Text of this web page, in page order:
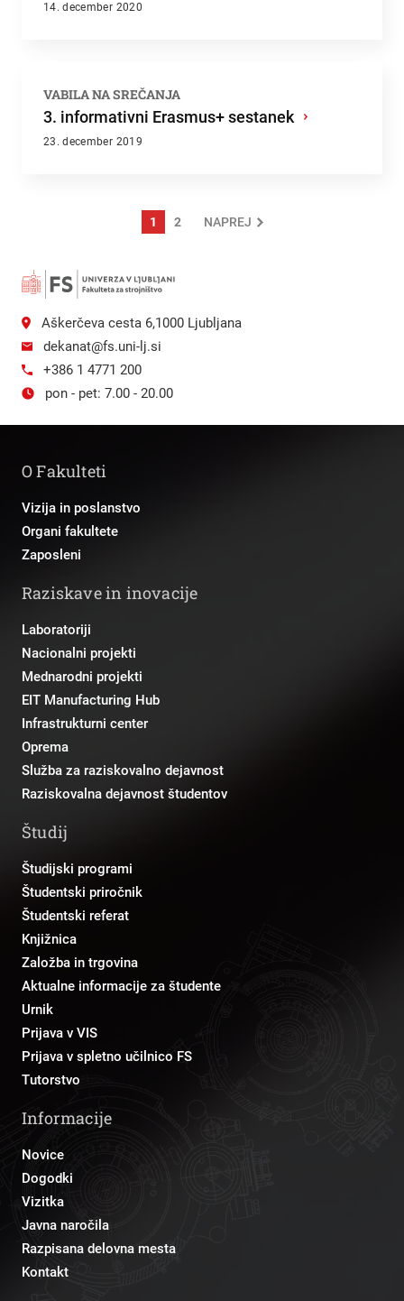
14. december 2020
VABILA NA SREČANJA
3. informativni Erasmus+ sestanek ›
23. december 2019
1 2 NAPREJ
Aškerčeva cesta 6,1000 Ljubljana
dekanat@fs.uni-lj.si
+386 1 4771 200
pon - pet: 7.00 - 20.00
O Fakulteti
Vizija in poslanstvo
Organi fakultete
Zaposleni
Raziskave in inovacije
Laboratoriji
Nacionalni projekti
Mednarodni projekti
EIT Manufacturing Hub
Infrastrukturni center
Oprema
Služba za raziskovalno dejavnost
Raziskovalna dejavnost študentov
Študij
Študijski programi
Študentski priročnik
Študentski referat
Knjižnica
Založba in trgovina
Aktualne informacije za študente
Urnik
Prijava v VIS
Prijava v spletno učilnico FS
Tutorstvo
Informacije
Novice
Dogodki
Vizitka
Javna naročila
Razpisana delovna mesta
Kontakt